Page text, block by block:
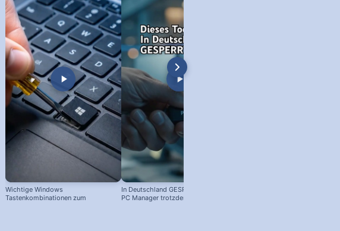
Wichtige Windows
Tastenkombinationen zum
In Deutschland GESPERRT: Microsoft
PC Manager trotzdem installieren